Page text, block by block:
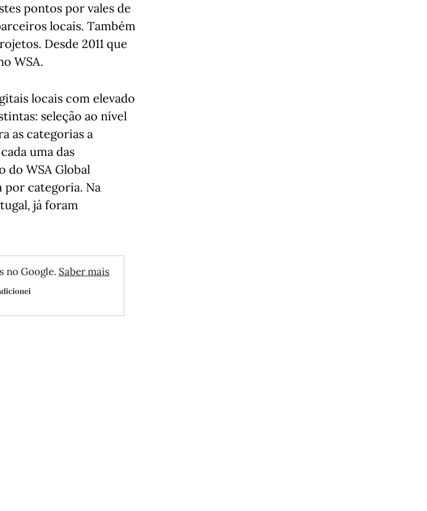
pontos por vales de
locais. Também
Desde 2011 que
WSA.
locais com elevado
seleção ao nível
as categorias a
uma das
do WSA Global
por categoria. Na
já foram
no Google. Saber mais